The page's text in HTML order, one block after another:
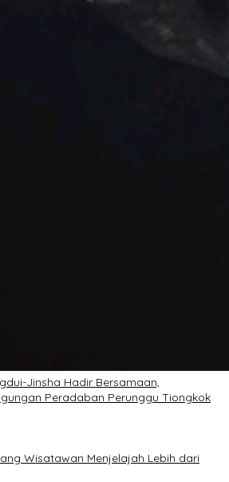
Jinsha Hadir Bersamaan,
Peradaban Perunggu Tiongkok
Wisatawan Menjelajah Lebih dari